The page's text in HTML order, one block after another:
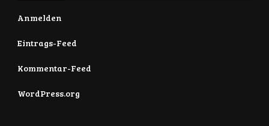
Anmelden
Eintrags-Feed
Kommentar-Feed
WordPress.org